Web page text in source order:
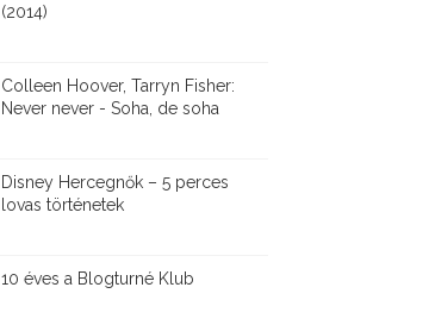
(2014)
Colleen Hoover, Tarryn Fisher:
Never never - Soha, de soha
Disney ​Hercegnők – 5 perces
lovas történetek
10 éves a Blogturné Klub